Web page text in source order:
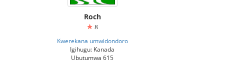
Roch
8
Kwerekana umwidondoro
Igihugu: Kanada
Ubutumwa 615